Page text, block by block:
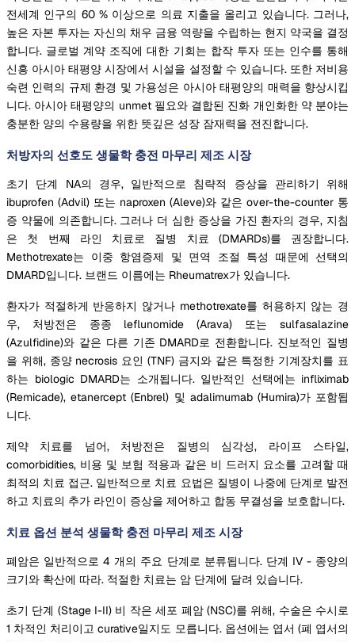
전세계 인구의 60 % 이상으로 의료 지출을 올리고 있습니다. 그러나,
높은 자본 투자는 자신의 채우 금융 역량을 수립하는 현지 약국을 결정
합니다. 글로벌 계약 조직에 대한 기회는 합작 투자 또는 인수를 통해
신흥 아시아 태평양 시장에서 시설을 설정할 수 있습니다. 또한 저비용
숙련 인력의 규제 환경 및 가용성은 아시아 태평양의 매력을 향상시킵
니다. 아시아 태평양의 unmet 필요와 결합된 진화 개인화한 약 분야는
충분한 양의 수용량을 위한 뜻깊은 성장 잠재력을 전진합니다.
처방자의 선호도 생물학 충전 마무리 제조 시장
초기 단계 NA의 경우, 일반적으로 침략적 증상을 관리하기 위해
ibuprofen (Advil) 또는 naproxen (Aleve)와 같은 over-the-counter 통
증 약물에 의존합니다. 그러나 더 심한 증상을 가진 환자의 경우, 지침
은 첫 번째 라인 치료로 질병 치료 (DMARDs)를 권장합니다.
Methotrexate는 이중 항염증제 및 면역 조절 특성 때문에 선택의
DMARD입니다. 브랜드 이름에는 Rheumatrex가 있습니다.
환자가 적절하게 반응하지 않거나 methotrexate를 허용하지 않는 경
우, 처방전은 종종 leflunomide (Arava) 또는 sulfasalazine
(Azulfidine)와 같은 다른 기존 DMARD로 전환합니다. 진보적인 질병
을 위해, 종양 necrosis 요인 (TNF) 금지와 같은 특정한 기계장치를 표
하는 biologic DMARD는 소개됩니다. 일반적인 선택에는 infliximab
(Remicade), etanercept (Enbrel) 및 adalimumab (Humira)가 포함됩
니다.
제약 치료를 넘어, 처방전은 질병의 심각성, 라이프 스타일,
comorbidities, 비용 및 보험 적용과 같은 비 드러지 요소를 고려할 때
최적의 치료 접근. 일반적으로 치료 요법은 질병이 나중에 단계로 발전
하고 치료의 추가 라인이 증상을 제어하고 합동 무결성을 보호합니다.
치료 옵션 분석 생물학 충전 마무리 제조 시장
폐암은 일반적으로 4 개의 주요 단계로 분류됩니다. 단계 IV - 종양의
크기와 확산에 따라. 적절한 치료는 암 단계에 달려 있습니다.
초기 단계 (Stage I-II) 비 작은 세포 폐암 (NSC)를 위해, 수술은 수시로
1 차적인 처리이고 curative일지도 모릅니다. 옵션에는 엽서 (폐 엽서의